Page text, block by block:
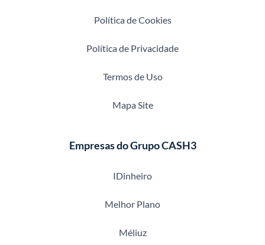
Política de Cookies
Política de Privacidade
Termos de Uso
Mapa Site
Empresas do Grupo CASH3
IDinheiro
Melhor Plano
Méliuz